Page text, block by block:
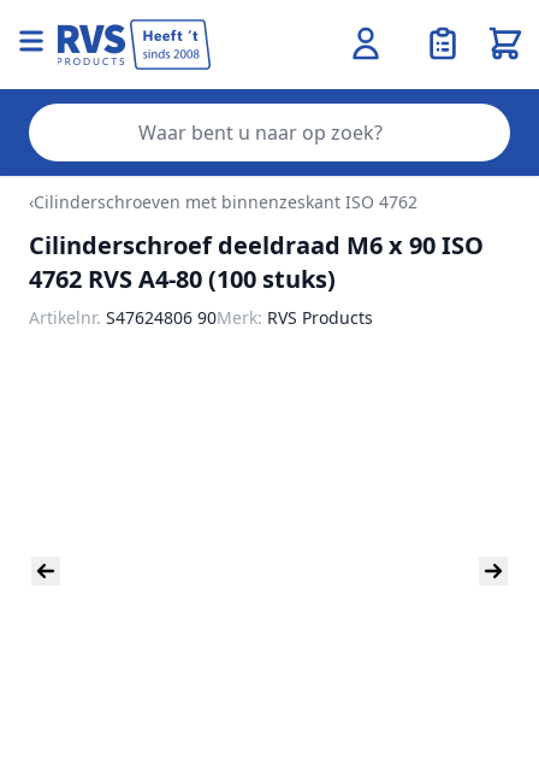
Ga naar de inhoud
‹Cilinderschroeven met binnenzeskant ISO 4762
Cilinderschroef deeldraad M6 x 90 ISO
4762 RVS A4-80 (100 stuks)
Artikelnr. S47624806 90Merk: RVS Products